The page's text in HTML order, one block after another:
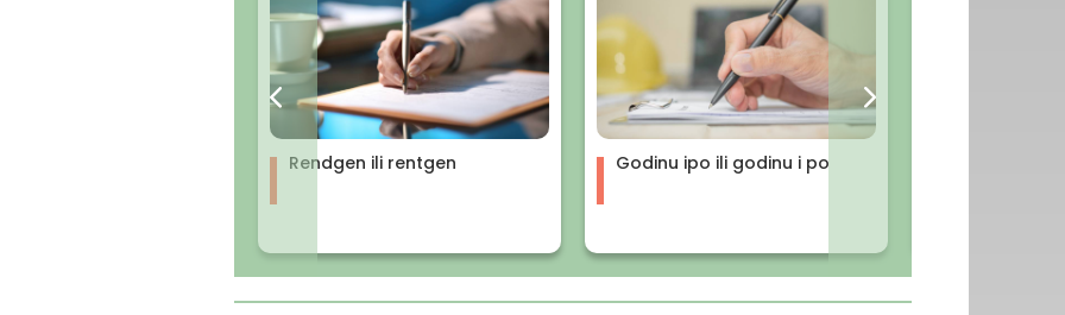
Rendgen ili rentgen Godinu ipo ili godinu i po